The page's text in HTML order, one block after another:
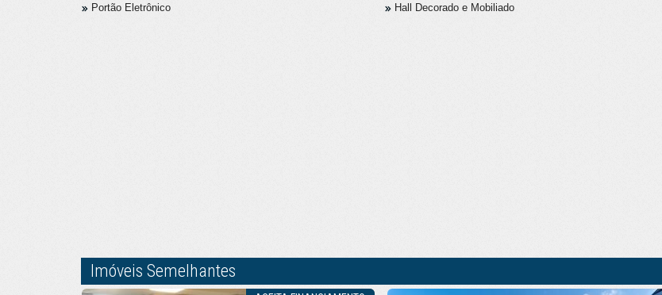
Portão Eletrônico
Hall Decorado e Mobiliado
Imóveis Semelhantes